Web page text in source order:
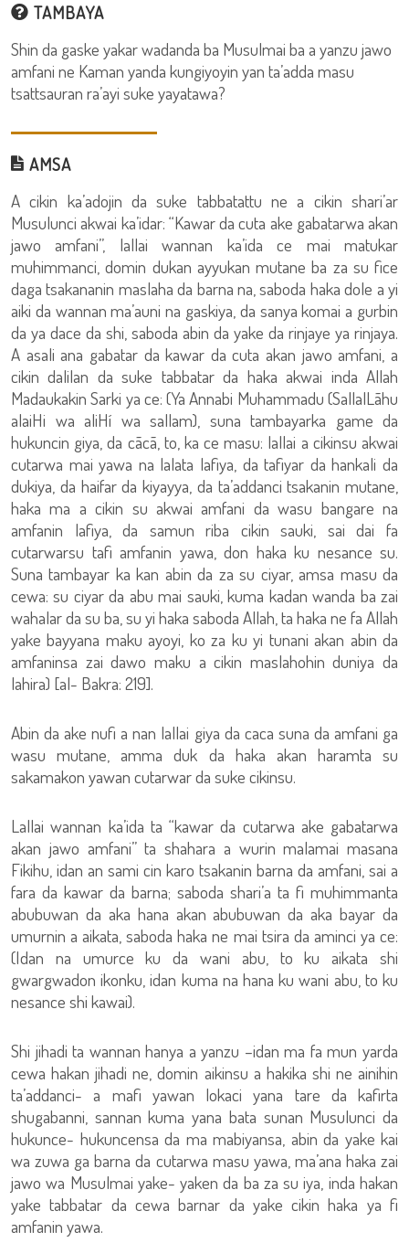
TAMBAYA
Shin da gaske yakar wadanda ba Musulmai ba a yanzu jawo
amfani ne Kaman yanda kungiyoyin yan ta’adda masu
tsattsauran ra’ayi suke yayatawa?
AMSA
A cikin ka’adojin da suke tabbatattu ne a cikin shari’ar
Musulunci akwai ka’idar: “Kawar da cuta ake gabatarwa akan
jawo amfani”, lallai wannan ka’ida ce mai matukar
muhimmanci, domin dukan ayyukan mutane ba za su fice
daga tsakananin maslaha da barna na, saboda haka dole a yi
aiki da wannan ma’auni na gaskiya, da sanya komai a gurbin
da ya dace da shi, saboda abin da yake da rinjaye ya rinjaya.
A asali ana gabatar da kawar da cuta akan jawo amfani, a
cikin dalilan da suke tabbatar da haka akwai inda Allah
Madaukakin Sarki ya ce: (Ya Annabi Muhammadu (SallalLãhu
alaiHi wa aliHí wa sallam), suna tambayarka game da
hukuncin giya, da cãcã, to, ka ce masu: lallai a cikinsu akwai
cutarwa mai yawa na lalata lafiya, da tafiyar da hankali da
dukiya, da haifar da kiyayya, da ta’addanci tsakanin mutane,
haka ma a cikin su akwai amfani da wasu bangare na
amfanin lafiya, da samun riba cikin sauki, sai dai fa
cutarwarsu tafi amfanin yawa, don haka ku nesance su.
Suna tambayar ka kan abin da za su ciyar, amsa masu da
cewa: su ciyar da abu mai sauki, kuma kadan wanda ba zai
wahalar da su ba, su yi haka saboda Allah, ta haka ne fa Allah
yake bayyana maku ayoyi, ko za ku yi tunani akan abin da
amfaninsa zai dawo maku a cikin maslahohin duniya da
lahira) [al- Bakra: 219].
Abin da ake nufi a nan lallai giya da caca suna da amfani ga
wasu mutane, amma duk da haka akan haramta su
sakamakon yawan cutarwar da suke cikinsu.
Lallai wannan ka’ida ta “kawar da cutarwa ake gabatarwa
akan jawo amfani” ta shahara a wurin malamai masana
Fikihu, idan an sami cin karo tsakanin barna da amfani, sai a
fara da kawar da barna; saboda shari’a ta fi muhimmanta
abubuwan da aka hana akan abubuwan da aka bayar da
umurnin a aikata, saboda haka ne mai tsira da aminci ya ce:
(Idan na umurce ku da wani abu, to ku aikata shi
gwargwadon ikonku, idan kuma na hana ku wani abu, to ku
nesance shi kawai).
Shi jihadi ta wannan hanya a yanzu –idan ma fa mun yarda
cewa hakan jihadi ne, domin aikinsu a hakika shi ne ainihin
ta’addanci- a mafi yawan lokaci yana tare da kafirta
shugabanni, sannan kuma yana bata sunan Musulunci da
hukunce- hukuncensa da ma mabiyansa, abin da yake kai
wa zuwa ga barna da cutarwa masu yawa, ma’ana haka zai
jawo wa Musulmai yake- yaken da ba za su iya, inda hakan
yake tabbatar da cewa barnar da yake cikin haka ya fi
amfanin yawa.